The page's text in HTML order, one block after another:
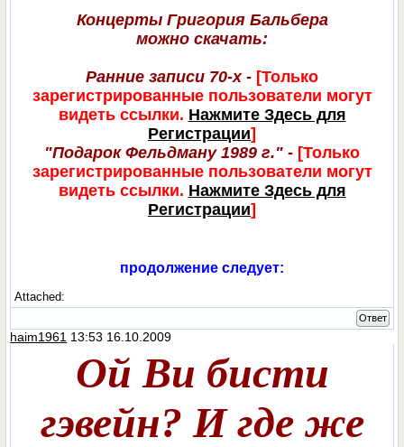
Концерты Григория Бальбера
можно скачать:
Ранние записи 70-х - [Только
зарегистрированные пользователи могут
видеть ссылки. Нажмите Здесь для
Регистрации]
"Подарок Фельдману 1989 г." - [Только
зарегистрированные пользователи могут
видеть ссылки. Нажмите Здесь для
Регистрации]
продолжение следует:
Attached:
Ответ
haim1961 13:53 16.10.2009
Ой Ви бисти
гэвейн? И где же